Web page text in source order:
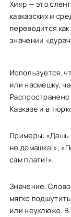
Хияр — это
кавказских и
переводится
значении
Используется,
или насмешку,
Кавказе и в
Примеры: «Дашь
не домашка!»,
сам плати!».
Значение.
мягко
или неуклюже. В